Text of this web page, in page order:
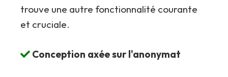
trouve une autre fonctionnalité courante
et cruciale.
Conception axée sur l'anonymat